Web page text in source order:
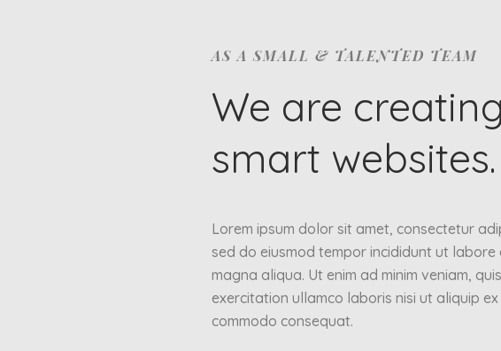
AS A SMALL & TALENTED TEAM
We are creating
smart websites.
Lorem ipsum dolor sit amet, consectetur
sed do eiusmod tempor incididunt ut
magna aliqua. Ut enim ad minim veniam,
exercitation ullamco laboris nisi ut aliquip ex
commodo consequat.